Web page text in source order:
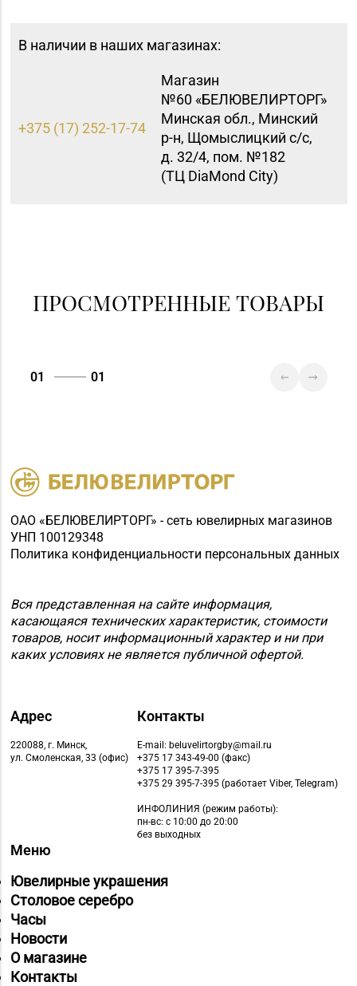
В наличии в наших магазинах:
+375 (17) 252-17-74
Магазин
№60 «БЕЛЮВЕЛИРТОРГ»
Минская обл., Минский
р-н, Щомыслицкий с/с,
д. 32/4, пом. №182
(ТЦ DiaMond City)
+375 (214) 74-67-75
"БЕЛЮВЕЛИРТОРГ" г.
Полоцк, ул.
ПРОСМОТРЕННЫЕ ТОВАРЫ
01 01
ОАО «БЕЛЮВЕЛИРТОРГ» - сеть ювелирных магазинов
УНП 100129348
Политика конфиденциальности персональных данных
Вся представленная на сайте информация,
касающаяся технических характеристик, стоимости
товаров, носит информационный характер и ни при
каких условиях не является публичной офертой.
Адрес
220088, г. Минск,
ул. Смоленская, 33 (офис)
Контакты
E-mail: beluvelirtorgby@mail.ru
+375 17 343-49-00 (факс)
+375 17 395-7-395
+375 29 395-7-395 (работает Viber, Telegram)
ИНФОЛИНИЯ (режим работы):
пн-вс: с 10:00 до 20:00
без выходных
Меню
Ювелирные украшения
Столовое серебро
Часы
Новости
О магазине
Контакты